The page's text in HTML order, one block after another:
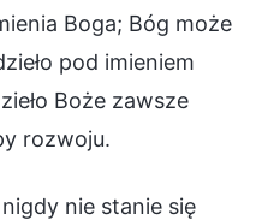
Boga; Bóg może
pod imieniem
Boże zawsze
rozwoju.
nie stanie się